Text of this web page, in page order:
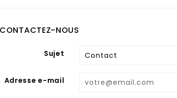
CONTACTEZ-NOUS
Sujet
Adresse e-mail